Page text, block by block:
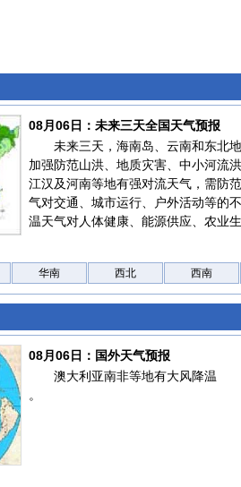
08月06日：未来三天全国天气预报
未来三天，海南岛、云南和东北
加强防范山洪、地质灾害、中小河流
江汉及河南等地有强对流天气，需防
气对交通、城市运行、户外活动等的
温天气对人体健康、能源供应、农业
华南 西北 西南
08月06日：国外天气预报
澳大利亚南非等地有大风降温
。